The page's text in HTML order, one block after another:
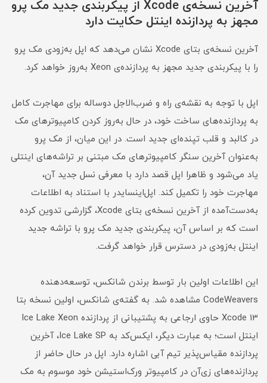
آخرین نسخه‌ی Xcode از پیکربندی جدید مک پرو
مجهز به پردازنده اینتل حکایت دارد
آخرین نسخه‌ی بتای Xcode نشان می‌دهد که اپل به‌زودی مک پرو
را با پیکربندی جدید مجهز به پردازنده‌ی Xeon به‌روز خواهد کرد.
اپل با توجه به نقشه‌ی راه و ضرب‌الاجل دوساله برای مهاجرت کامل
به پردازنده‌های ساخت خود، در حال به‌روز کردن کامپیوترهای مک
در کالبد و قلب تپنده‌ای جدید است. در این میان، از مک پرو
به‌عنوان آخرین سنگر کامپیوترهای مک مبتنی بر تراشه‌های اینتلی
یاد می‌شود و ظاهرا اپل قصد دارد با معرفی نسل جدید آن،
مهاجرت خود را تکمیل کند. اپل‌اینسایدر با استناد به اطلاعات
به‌دست‌آمده از آخرین نسخه‌ی بتای Xcode، گزارشی تدوین کرده
است که بر اساس آن، پیکربندی جدید مک پرو با تراشه جدید
اینتل به‌زودی در دسترس قرار خواهد گرفت.
این اطلاعات اولین بار توسط برندن شانکس، توسعه‌دهنده
CodeWeavers مشاهده شد. به گفته‌ی شانکس، اولین نسخه بتا
Xcode 13 حاوی ارجاعی به پشتیبانی از پردازنده Ice Lake Xeon
اینتل است؛ به عبارت دیگر، ایکس‌کد به Ice Lake SP، آخرین
پردازنده مقیاس‌پذیر تیم آبی اشاره دارد. اپل در حال حاضر از
پردازنده‌های زی‌آن در کامپیوتر ورک‌استیشن خود موسوم به مک